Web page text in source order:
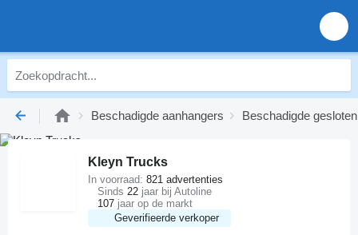
Beschadigde aanhangers Beschadigde
Kleyn Trucks
Geverifieerde verkoper
In voorraad: 821 advertenties
Sinds 22 jaar bij Autoline
107 jaar op de markt